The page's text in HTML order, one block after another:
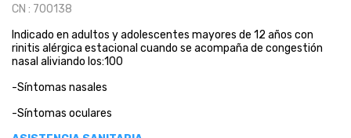
CN : 700138
Indicado en adultos y adolescentes mayores de 12 años con
rinitis alérgica estacional cuando se acompaña de congestión
nasal aliviando los:100
-Síntomas nasales
-Síntomas oculares